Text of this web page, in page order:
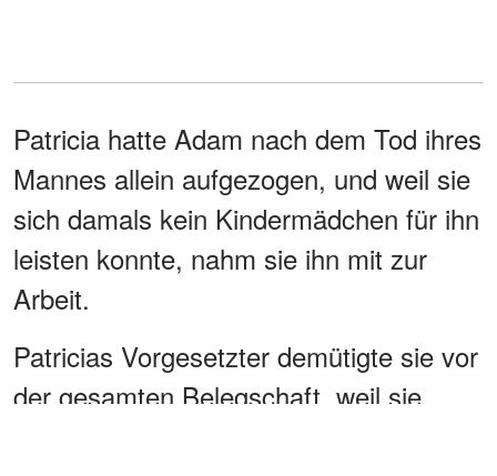
Patricia hatte Adam nach dem Tod ihres
Mannes allein aufgezogen, und weil sie
sich damals kein Kindermädchen für ihn
leisten konnte, nahm sie ihn mit zur
Arbeit.
Patricias Vorgesetzter demütigte sie vor
der gesamten Belegschaft, weil sie